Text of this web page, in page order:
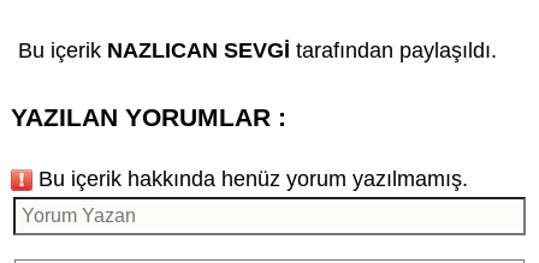
Bu içerik NAZLICAN SEVGİ tarafından paylaşıldı.
YAZILAN YORUMLAR :
Bu içerik hakkında henüz yorum yazılmamış.